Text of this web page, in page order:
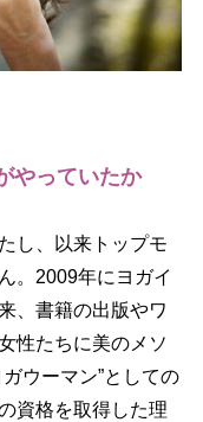
やっていたか
し、以来トップモ
。2009年にヨガイ
、書籍の出版やワ
性たちに美のメソ
ウーマン”としての
資格を取得した理